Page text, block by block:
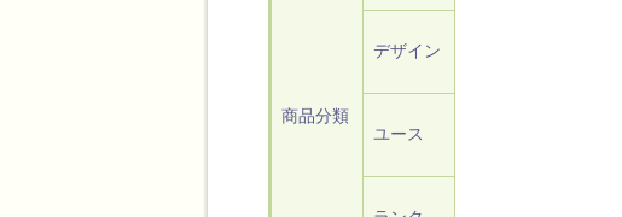
商品分類
デザイン
ユース